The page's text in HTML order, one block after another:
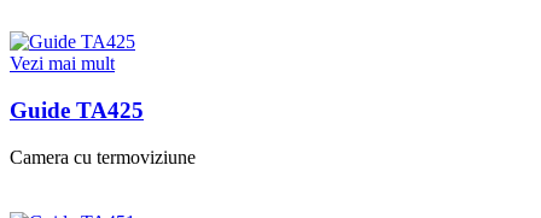
Vezi mai mult
Guide TA425
Camera cu termoviziune